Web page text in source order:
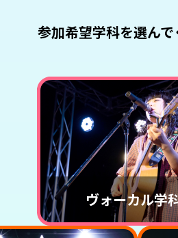
参加希望学科を選ん
ヴォーカル学